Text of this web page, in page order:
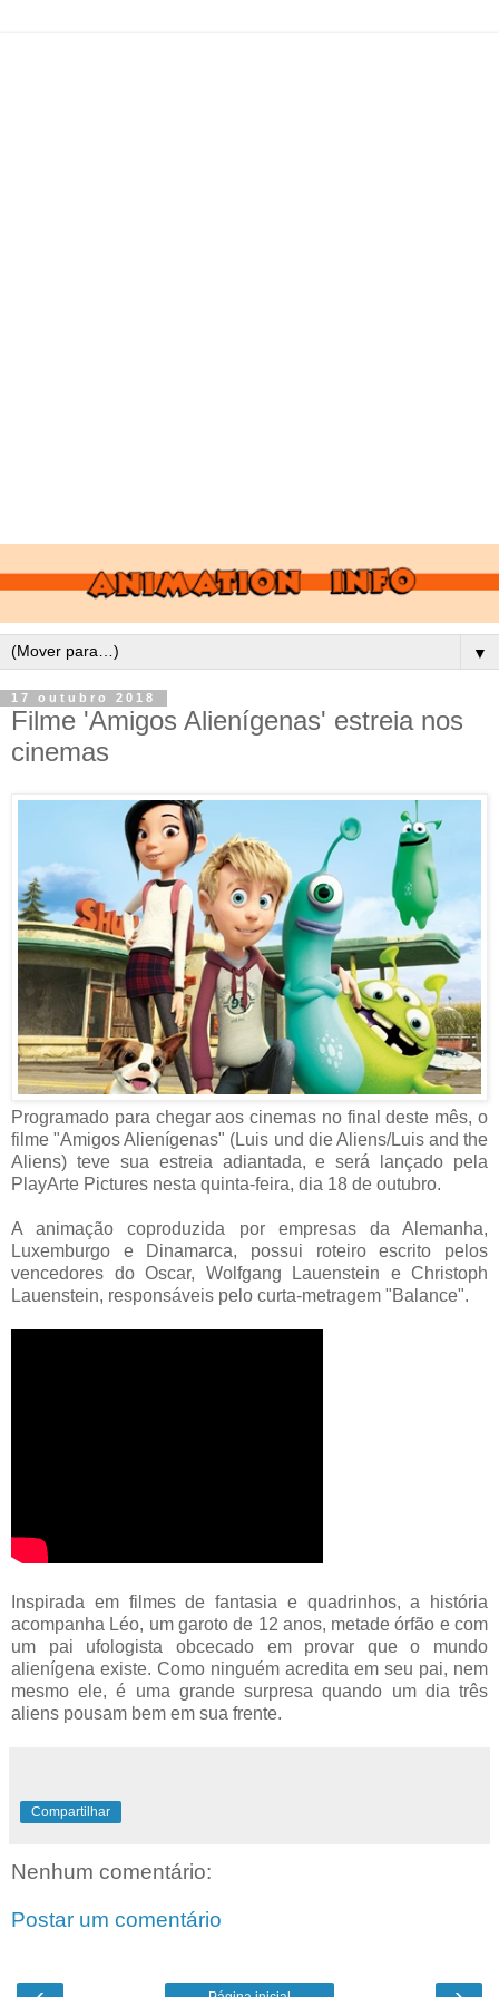
▼
17 outubro 2018
Filme 'Amigos Alienígenas' estreia nos
cinemas
Programado para chegar aos cinemas no final deste mês, o
filme "Amigos Alienígenas" (Luis und die Aliens/Luis and the
Aliens) teve sua estreia adiantada, e será lançado pela
PlayArte Pictures nesta quinta-feira, dia 18 de outubro.
A animação coproduzida por empresas da Alemanha,
Luxemburgo e Dinamarca, possui roteiro escrito pelos
vencedores do Oscar, Wolfgang Lauenstein e Christoph
Lauenstein, responsáveis pelo curta-metragem "Balance".
Inspirada em filmes de fantasia e quadrinhos, a história
acompanha Léo, um garoto de 12 anos, metade órfão e com
um pai ufologista obcecado em provar que o mundo
alienígena existe. Como ninguém acredita em seu pai, nem
mesmo ele, é uma grande surpresa quando um dia três
aliens pousam bem em sua frente.
Compartilhar
Nenhum comentário:
Postar um comentário